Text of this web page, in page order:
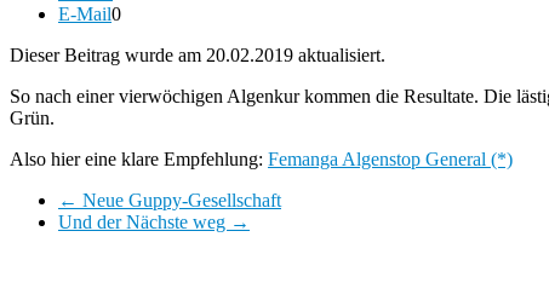
E-Mail0
Dieser Beitrag wurde am 20.02.2019 aktualisiert.
So nach einer vierwöchigen Algenkur kommen die Resultate. Die
Grün.
Also hier eine klare Empfehlung: Femanga Algenstop General (*)
← Neue Guppy-Gesellschaft
Und der Nächste weg →